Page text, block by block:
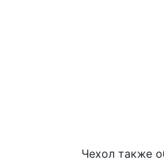
Чехол также